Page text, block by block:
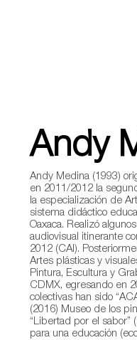
Andy
Andy Medina (1993)
en 2011/2012 la
la especialización de
sistema didáctico
Oaxaca. Realizó
audiovisual itinerante
2012 (CAI).
Artes plásticas y
Pintura, Escultura y
CDMX, egresando en
colectivas han sido
(2016) Museo de los
“Libertad por el sabor”
para una educación